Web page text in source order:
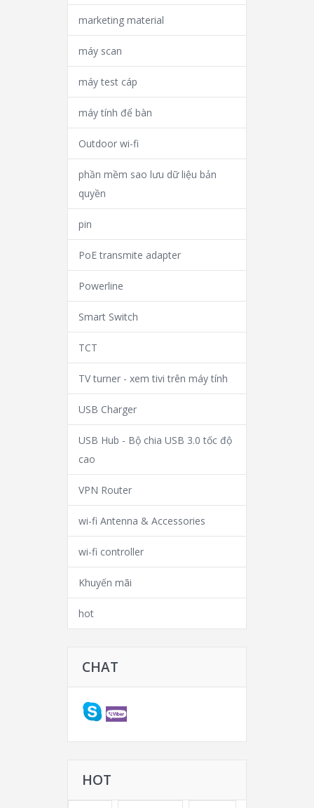
marketing material
máy scan
máy test cáp
máy tính để bàn
Outdoor wi-fi
phần mềm sao lưu dữ liệu bản
quyền
pin
PoE transmite adapter
Powerline
Smart Switch
TCT
TV turner - xem tivi trên máy tính
USB Charger
USB Hub - Bộ chia USB 3.0 tốc độ
cao
VPN Router
wi-fi Antenna & Accessories
wi-fi controller
Khuyến mãi
hot
CHAT
HOT